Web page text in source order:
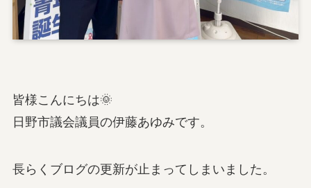
皆様こんにちは🌞
日野市議会議員の伊藤あゆみです。
長らくブログの更新が止まってしまいました。